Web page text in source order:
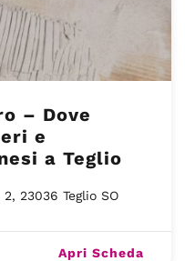
– Dove
e
a Teglio
23036 Teglio SO
Apri Scheda